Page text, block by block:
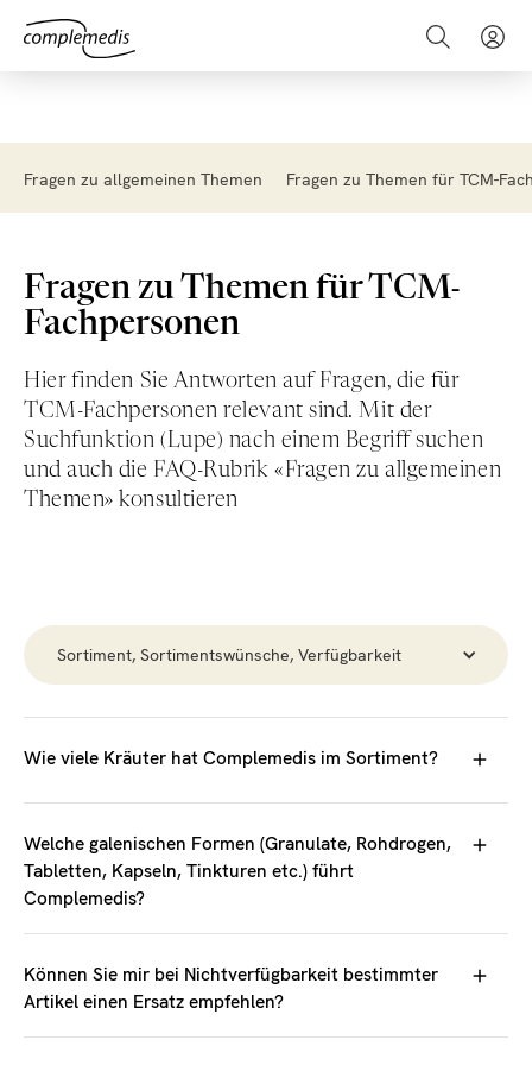
Fragen zu allgemeinen Themen Fragen zu Themen für TCM-
Fragen zu Themen für TCM-
Fachpersonen
Hier finden Sie Antworten auf Fragen, die für
TCM-Fachpersonen relevant sind. Mit der
Suchfunktion (Lupe) nach einem Begriff suchen
und auch die FAQ-Rubrik «Fragen zu allgemeinen
Themen» konsultieren
Sortiment, Sortimentswünsche, Verfügbarkeit
Wie viele Kräuter hat Complemedis im Sortiment?
Extrakten (sog. Granulate) sowie ca. 400 Formeln
(klassische und moderne Rezepturen) als Granulate.
Rohdrogen genannt) an.
Welche galenischen Formen (Granulate, Rohdrogen,
Tabletten, Kapseln, Tinkturen etc.) führt
Complemedis?
Crèmen, Kapseln, Tinkturen
Können Sie mir bei Nichtverfügbarkeit bestimmter
Artikel einen Ersatz empfehlen?